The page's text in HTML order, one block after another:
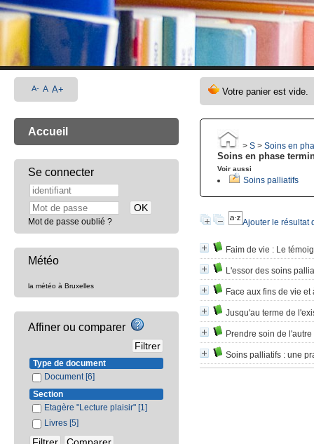
> S > Soins en
Soins en phase
Voir aussi
Soins palliatifs
Ajouter le résultat
Faim de vie : Le
L'essor des soins
Face aux fins de vie et
Jusqu'au terme de
Prendre soin de l'autre
Soins palliatifs : une
A- A A+
Accueil
Se connecter
Mot de passe oublié ?
Météo
la météo à Bruxelles
Affiner ou comparer
Type de document
Document [6]
Section
Etagère "Lecture plaisir" [1]
Livres [5]